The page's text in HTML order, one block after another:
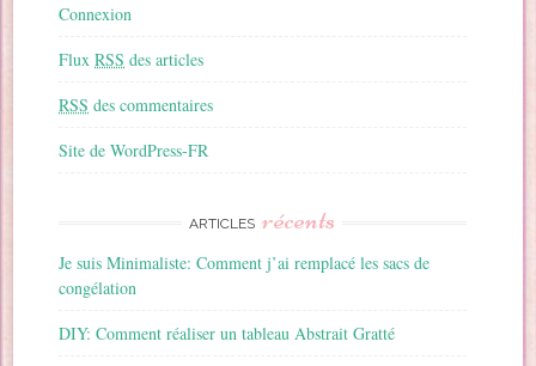
Connexion
FluxRSS des articles
RSS des commentaires
Site de WordPress-FR
ARTICLES récents
Je suis Minimaliste: Comment j’ai remplacé les sacs de
congélation
DIY: Comment réaliser un tableau Abstrait Gratté